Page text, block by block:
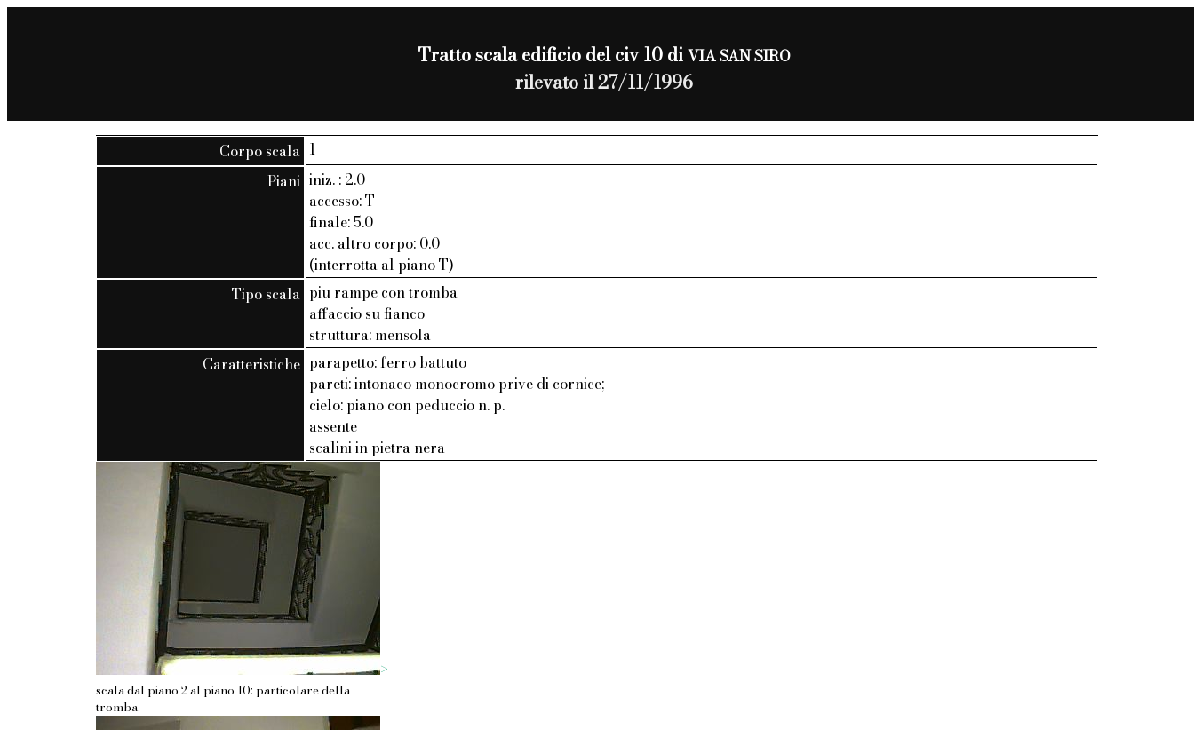
Tratto scala edificio del civ 10 diVIA SAN SIRO
rilevato il 27/11/1996
Corpo scala 1
Piani iniz. : 2.0
accesso: T
finale: 5.0
acc. altro corpo: 0.0
(interrotta al piano T)
Tipo scala piu rampe con tromba
affaccio su fianco
struttura: mensola
Caratteristiche parapetto: ferro battuto
pareti: intonaco monocromo prive di cornice;
cielo: piano con peduccio n. p.
assente
scalini in pietra nera
>
scala dal piano 2 al piano 10: particolare della
tromba